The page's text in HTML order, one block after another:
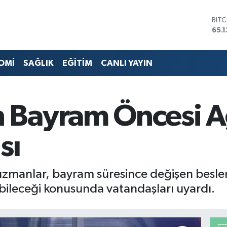
SAĞLIK EĞİTİM CANLI YAYIN
Bayram Öncesi
bayram süresince değişen
konusunda vatandaşları uyardı.